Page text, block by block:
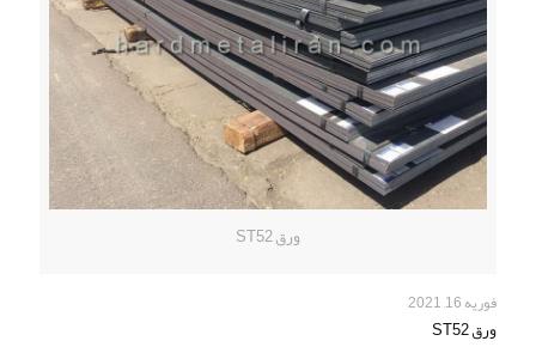
ورق ST52
فوریه 16, 2021
ورق ST52